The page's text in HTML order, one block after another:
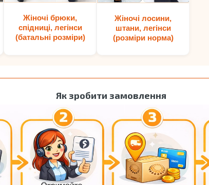
Жіночі брюки,
спідниці, легінси
(батальні розміри)
Жіночі лосини,
штани, легінси
(розміри норма)
Як зробити замовлення